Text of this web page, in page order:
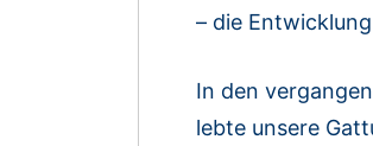
– die
In den
lebte unsere